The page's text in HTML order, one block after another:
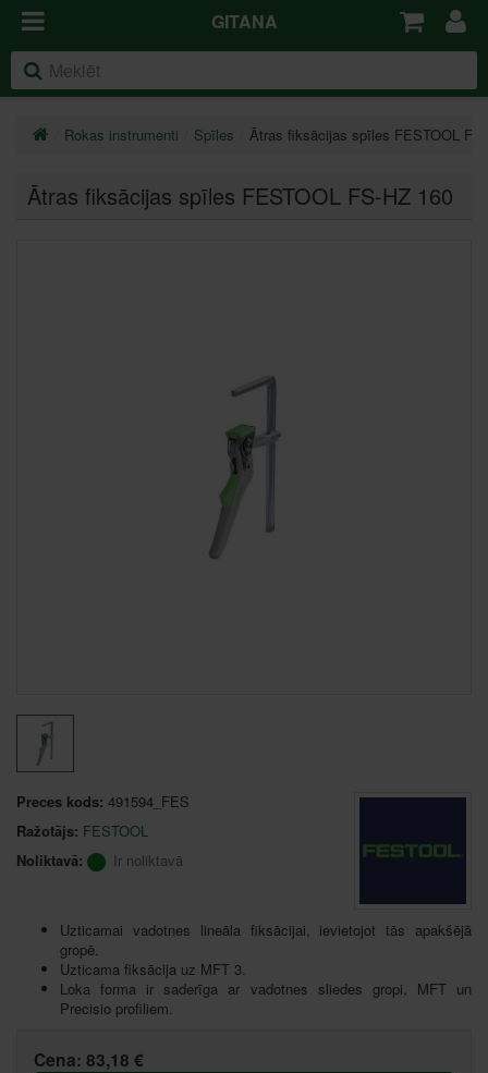
GITANA
Rokas instrumenti Spīles Ātras fiksācijas spīles FESTOOL
Ātras fiksācijas spīles FESTOOL FS-HZ 160
Preces kods: 491594_FES
Ražotājs: FESTOOL
Noliktavā:
Ir noliktavā
Uzticamai vadotnes lineāla fiksācijai, ievietojot tās apakšējā
gropē.
Uzticama fiksācija uz MFT 3.
Loka forma ir saderīga ar vadotnes sliedes gropi, MFT un
Precisio profiliem.
Cena: 83,18 €